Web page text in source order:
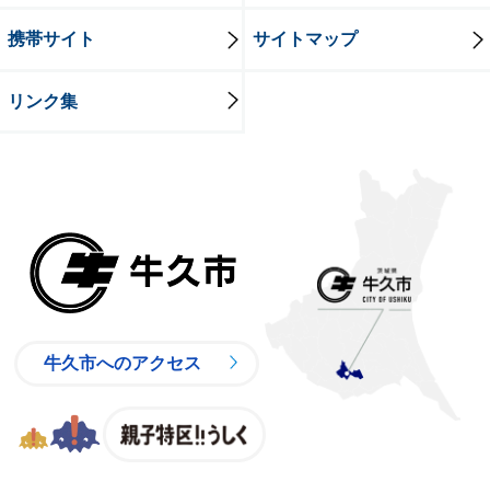
携帯サイト サイトマップ
リンク集
牛久市へのアクセス